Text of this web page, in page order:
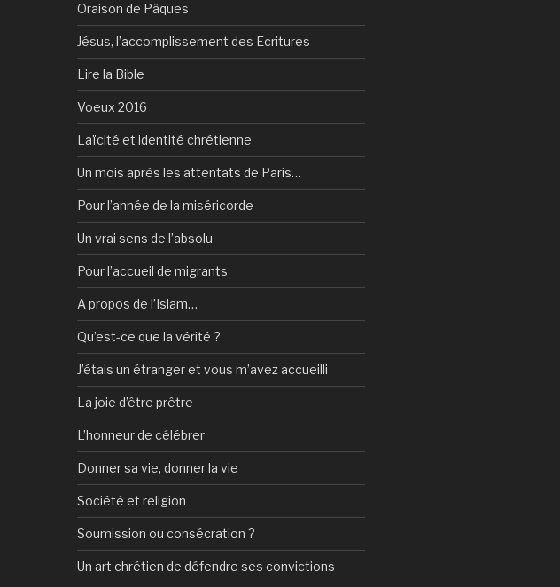
Oraison de Pâques
Jésus, l’accomplissement des Ecritures
Lire la Bible
Voeux 2016
Laïcité et identité chrétienne
Un mois après les attentats de Paris…
Pour l’année de la miséricorde
Un vrai sens de l’absolu
Pour l’accueil de migrants
A propos de l’Islam…
Qu’est-ce que la vérité ?
J’étais un étranger et vous m’avez accueilli
La joie d’être prêtre
L’honneur de célébrer
Donner sa vie, donner la vie
Société et religion
Soumission ou consécration ?
Un art chrétien de défendre ses convictions